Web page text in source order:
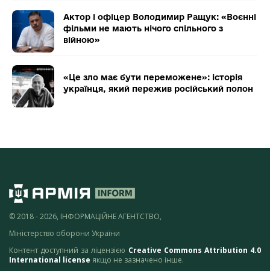
Актор і офіцер Володимир Ращук: «Воєнні
фільми не мають нічого спільного з
війною»
«Це зло має бути переможене»: історія
українця, який пережив російський полон
© 2018 - 2026, ІНФОРМАЦІЙНЕ АГЕНТСТВО,
Міністерство оборони України
Контент доступний за ліцензією Creative Commons Attribution 4.0
International license якщо не зазначено інше.